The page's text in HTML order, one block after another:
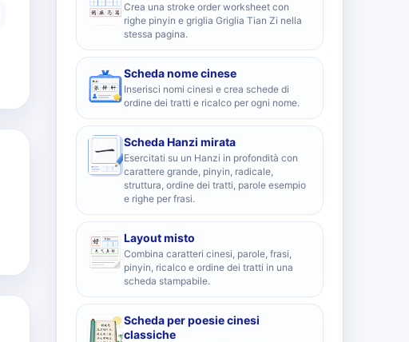
Crea una stroke order worksheet con
righe pinyin e griglia Griglia Tian Zi nella
stessa pagina.
Scheda nome cinese
Inserisci nomi cinesi e crea schede di
ordine dei tratti e ricalco per ogni nome.
Scheda Hanzi mirata
Esercitati su un Hanzi in profondità con
carattere grande, pinyin, radicale,
struttura, ordine dei tratti, parole esempio
e righe per frasi.
Layout misto
Combina caratteri cinesi, parole, frasi,
pinyin, ricalco e ordine dei tratti in una
scheda stampabile.
Scheda per poesie cinesi
classiche